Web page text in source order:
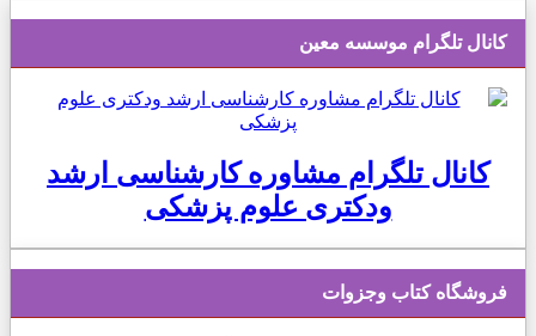
کانال تلگرام موسسه معین
کانال تلگرام مشاوره کارشناسی ارشد
ودکتری علوم پزشکی
فروشگاه کتاب وجزوات